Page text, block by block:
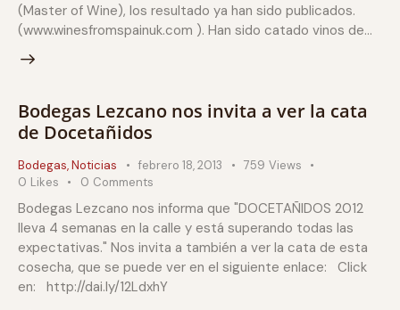
(Master of Wine), los resultado ya han sido publicados.
(www.winesfromspainuk.com ). Han sido catado vinos de…
Bodegas Lezcano nos invita a ver la cata
de Docetañidos
Bodegas,Noticias febrero 18, 2013 759 Views
0 Likes 0 Comments
Bodegas Lezcano nos informa que "DOCETAÑIDOS 2012
lleva 4 semanas en la calle y está superando todas las
expectativas." Nos invita a también a ver la cata de esta
cosecha, que se puede ver en el siguiente enlace: Click
en: http://dai.ly/12LdxhY